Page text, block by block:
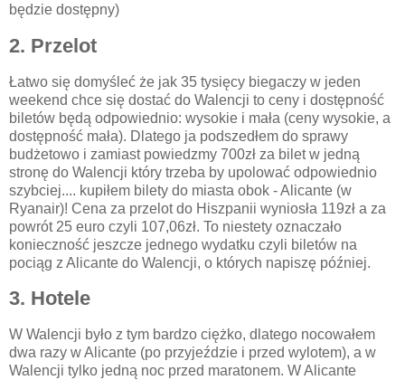
będzie dostępny)
2. Przelot
Łatwo się domyśleć że jak 35 tysięcy biegaczy w jeden
weekend chce się dostać do Walencji to ceny i dostępność
biletów będą odpowiednio: wysokie i mała (ceny wysokie, a
dostępność mała). Dlatego ja podszedłem do sprawy
budżetowo i zamiast powiedzmy 700zł za bilet w jedną
stronę do Walencji który trzeba by upolować odpowiednio
szybciej.... kupiłem bilety do miasta obok - Alicante (w
Ryanair)! Cena za przelot do Hiszpanii wyniosła 119zł a za
powrót 25 euro czyli 107,06zł. To niestety oznaczało
konieczność jeszcze jednego wydatku czyli biletów na
pociąg z Alicante do Walencji, o których napiszę później.
3. Hotele
W Walencji było z tym bardzo ciężko, dlatego nocowałem
dwa razy w Alicante (po przyjeździe i przed wylotem), a w
Walencji tylko jedną noc przed maratonem. W Alicante